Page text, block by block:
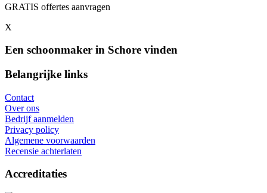
GRATIS offertes aanvragen
X
Een schoonmaker in Schore vinden
Belangrijke links
Contact
Over ons
Bedrijf aanmelden
Privacy policy
Algemene voorwaarden
Recensie achterlaten
Accreditaties